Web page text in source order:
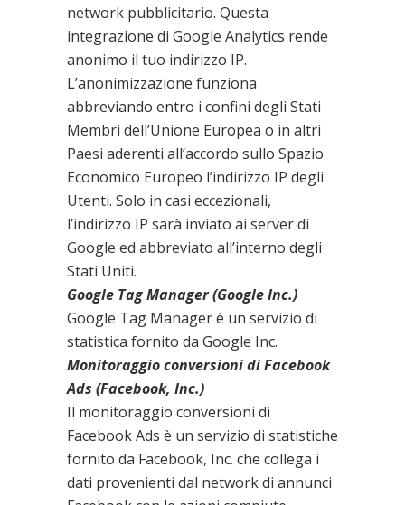
network pubblicitario. Questa
integrazione di Google Analytics rende
anonimo il tuo indirizzo IP.
L’anonimizzazione funziona
abbreviando entro i confini degli Stati
Membri dell’Unione Europea o in altri
Paesi aderenti all’accordo sullo Spazio
Economico Europeo l’indirizzo IP degli
Utenti. Solo in casi eccezionali,
l’indirizzo IP sarà inviato ai server di
Google ed abbreviato all’interno degli
Stati Uniti.
Google Tag Manager (Google Inc.)
Google Tag Manager è un servizio di
statistica fornito da Google Inc.
Monitoraggio conversioni di Facebook
Ads (Facebook, Inc.)
Il monitoraggio conversioni di
Facebook Ads è un servizio di statistiche
fornito da Facebook, Inc. che collega i
dati provenienti dal network di annunci